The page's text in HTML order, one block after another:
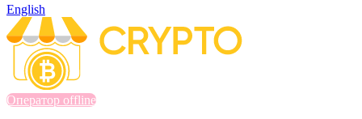
English
Оператор offline